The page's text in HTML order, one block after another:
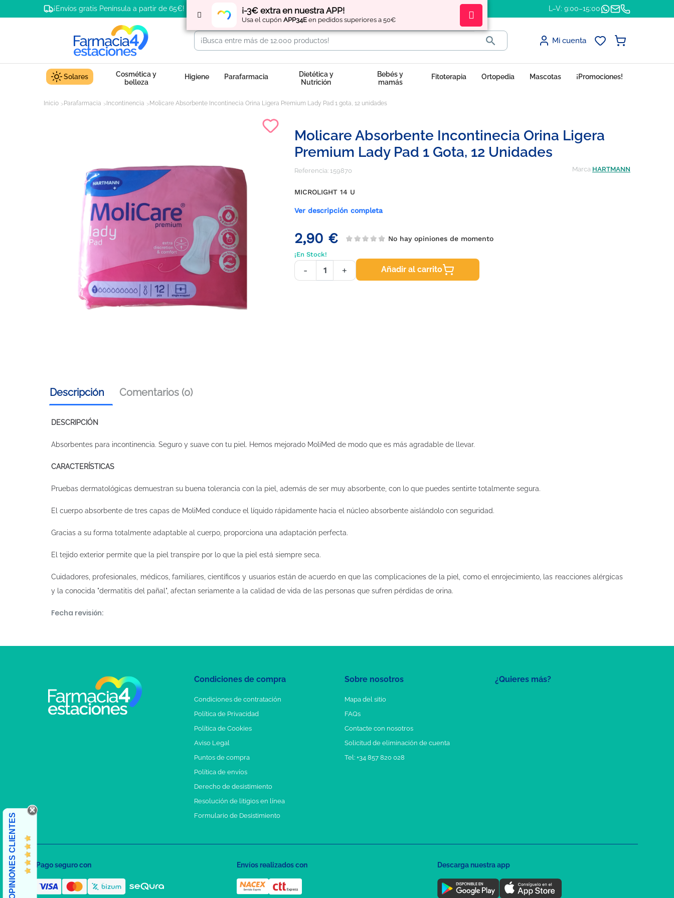
¡-3€ extra en nuestra APP!
Usa el cupón APP34E en pedidos superiores a 50€
¡Envíos gratis Península a partir de 65€! Regístratey obtén L–V: 9:00–15:00
 Mi cuenta
Solares
Cosmética y
belleza
Higiene Parafarmacia
Dietética y
Nutrición
Bebés y
mamás
Fitoterapia Ortopedia Mascotas ¡Promociones!
Inicio Parafarmacia Incontinencia Molicare Absorbente Incontinecia Orina Ligera Premium Lady Pad 1 gota, 12 unidades
Molicare Absorbente Incontinecia Orina Ligera
Premium Lady Pad 1 Gota, 12 Unidades
Referencia: 159870 Marca HARTMANN
MICROLIGHT 14 U
Ver descripción completa
2,90 € No hay opiniones de momento
¡En Stock!
- + Añadir al carrito
Descripción Comentarios (0)
DESCRIPCIÓN
Absorbentes para incontinencia. Seguro y suave con tu piel. Hemos mejorado MoliMed de modo que es más agradable de llevar.
CARACTERÍSTICAS
Pruebas dermatológicas demuestran su buena tolerancia con la piel, además de ser muy absorbente, con lo que puedes sentirte totalmente segura.
El cuerpo absorbente de tres capas de MoliMed conduce el líquido rápidamente hacia el núcleo absorbente aislándolo con seguridad.
Gracias a su forma totalmente adaptable al cuerpo, proporciona una adaptación perfecta.
El tejido exterior permite que la piel transpire por lo que la piel está siempre seca.
Cuidadores, profesionales, médicos, familiares, científicos y usuarios están de acuerdo en que las complicaciones de la piel, como el enrojecimiento, las reacciones alérgicas
y la conocida "dermatitis del pañal", afectan seriamente a la calidad de vida de las personas que sufren pérdidas de orina.
Fecha revisión:
¿Quieres más?
Condiciones de compra
Condiciones de contratación
Política de Privacidad
Política de Cookies
Aviso Legal
Puntos de compra
Política de envíos
Derecho de desistimiento
Resolución de litigios en línea
Formulario de Desistimiento
Sobre nosotros
Mapa del sitio
FAQs
Contacte con nosotros
Solicitud de eliminación de cuenta
Tel: +34 857 820 028
OPINIONES CLIENTES Pago seguro con Envíos realizados con Descarga nuestra app